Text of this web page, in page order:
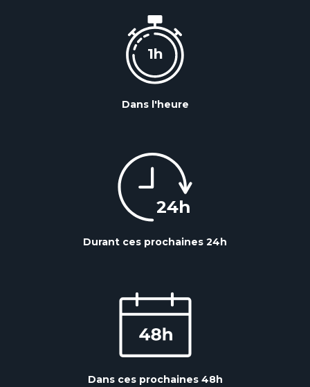
Dans l'heure
Durant ces prochaines 24h
Dans ces prochaines 48h